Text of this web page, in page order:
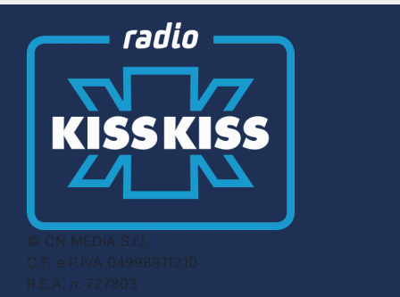
© CN MEDIA S.r.l.
C.F. e P.IVA 04998911210
R.E.A. n. 727803